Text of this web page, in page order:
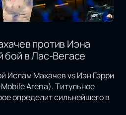
против Иэна
бой в Лас-Вегасе
Ислам Махачев vs Иэн Гэрри
Arena). Титульное
определит сильнейшего в